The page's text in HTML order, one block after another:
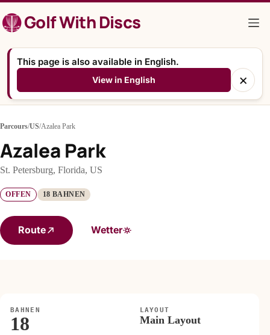
Inhalt
springenGolf With Discs
This page is also available in English.
View in English ×
Parcours/US/Azalea Park
Azalea Park
St. Petersburg, Florida, US
OFFEN 18 BAHNEN
Route Wetter
BAHNEN
18
LAYOUT
Main Layout